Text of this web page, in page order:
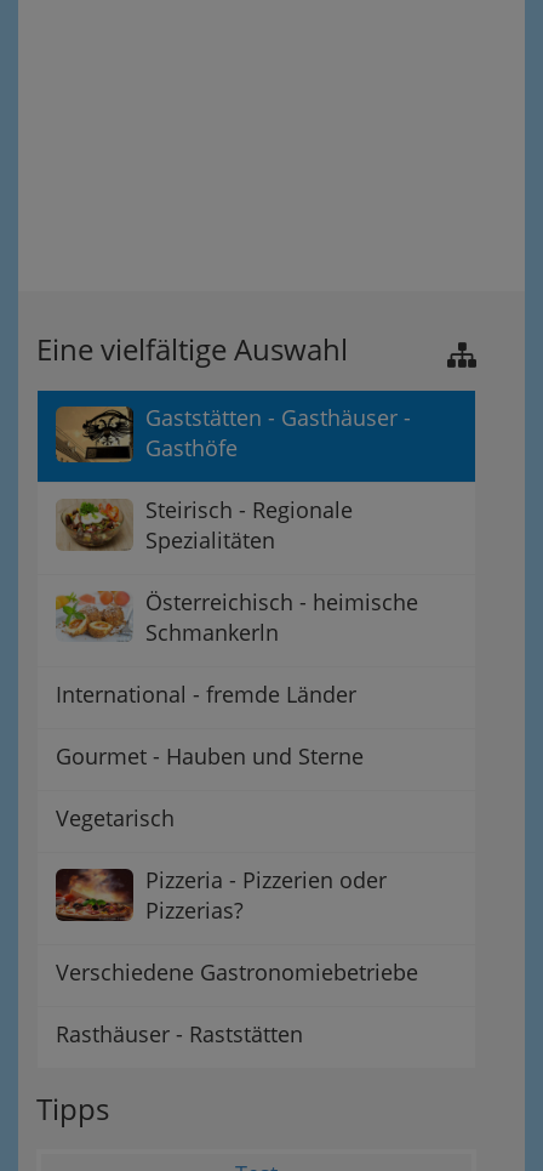
Eine vielfältige Auswahl
Gaststätten - Gasthäuser -
Gasthöfe
Steirisch - Regionale
Spezialitäten
Österreichisch - heimische
Schmankerln
International - fremde Länder
Gourmet - Hauben und Sterne
Vegetarisch
Pizzeria - Pizzerien oder
Pizzerias?
Verschiedene Gastronomiebetriebe
Rasthäuser - Raststätten
Tipps